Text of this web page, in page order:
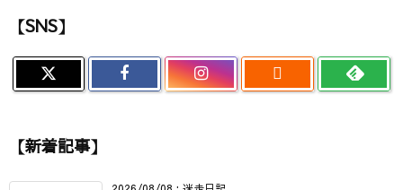
【SNS】

【新着記事】